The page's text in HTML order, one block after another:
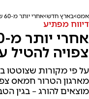
אמס בארץ חדש אחרי יותר מ-60 שנה: ישראל צפויה להטיל עונשי מוות
דיווח מפתיע
צפויה להטיל
מארגון הטרור חמאס
מוצאים להורג – בגין